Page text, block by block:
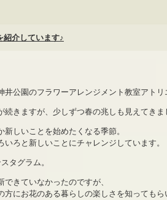
紹介しています♪
井公園のフラワーアレンジメント教室アト
続きますが、少しずつ春の兆しも見えてきま
新しいことを始めたくなる季節。
いろと新しいことにチャレンジしています。
タグラム。
できていなかったのですが、
方にお花のある暮らしの楽しさを知っても